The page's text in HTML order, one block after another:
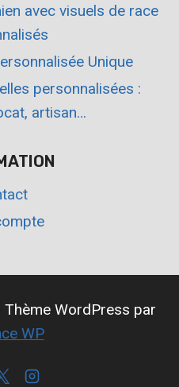
avec visuels de race
Unique
personnalisées :
artisan…
WordPress par
WP